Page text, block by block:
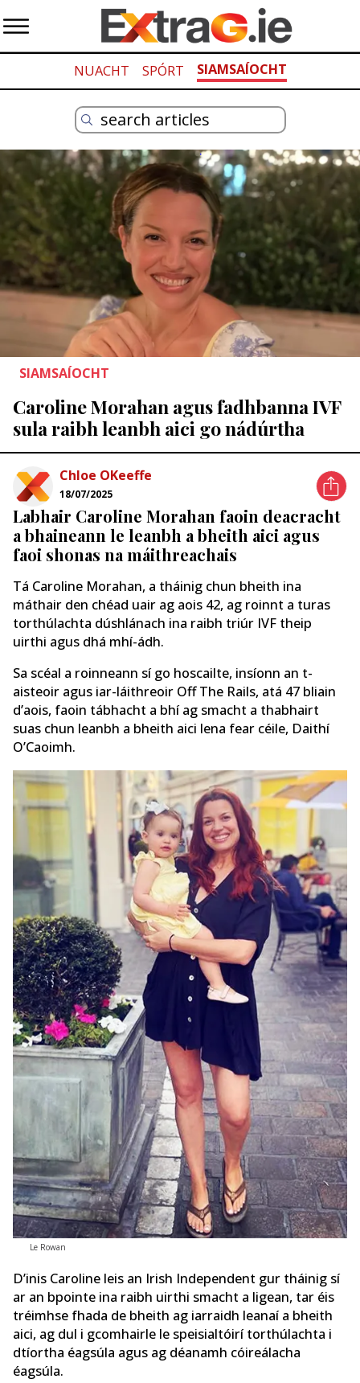
NUACHT SPÓRT SIAMSAÍOCHT
SIAMSAÍOCHT
Caroline Morahan agus fadhbanna IVF
sula raibh leanbh aici go nádúrtha
Chloe OKeeffe
18/07/2025
Labhair Caroline Morahan faoin deacracht
a bhaineann le leanbh a bheith aici agus
faoi shonas na máithreachais
Tá Caroline Morahan, a tháinig chun bheith ina
máthair den chéad uair ag aois 42, ag roinnt a turas
torthúlachta dúshlánach ina raibh triúr IVF theip
uirthi agus dhá mhí-ádh.
Sa scéal a roinneann sí go hoscailte, insíonn an t-
aisteoir agus iar-láithreoir Off The Rails, atá 47 bliain
d’aois, faoin tábhacht a bhí ag smacht a thabhairt
suas chun leanbh a bheith aici lena fear céile, Daithí
O’Caoimh.
Le Rowan
D’inis Caroline leis an Irish Independent gur tháinig sí
ar an bpointe ina raibh uirthi smacht a ligean, tar éis
tréimhse fhada de bheith ag iarraidh leanaí a bheith
aici, ag dul i gcomhairle le speisialtóirí torthúlachta i
dtíortha éagsúla agus ag déanamh cóireálacha
éagsúla.